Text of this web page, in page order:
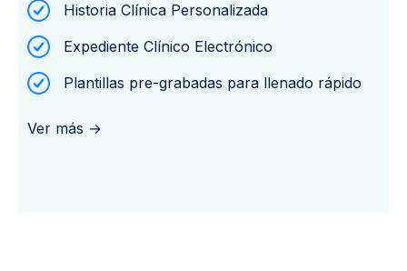
Historia Clínica Personalizada
Expediente Clínico Electrónico
Plantillas pre-grabadas para llenado rápido
Ver más →